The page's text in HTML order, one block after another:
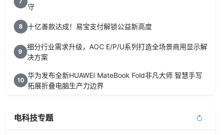
守
8 十亿善款达成！易宝支付解锁公益新高度
9
细分行业需求升级，AOC E/P/U系列打造全场景商用显示解
决方案
10
华为发布全新HUAWEI MateBook Fold非凡大师 智慧手写
拓展折叠电脑生产力边界
电科技专题